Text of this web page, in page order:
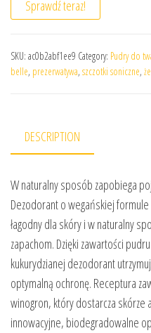
Sprawdź teraz!
SKU: ac0b2abf1ee9 Category: Pudry do
belle, prezerwatywa, szczotki soniczne,
DESCRIPTION
W naturalny sposób zapobiega
Dezodorant o wegańskiej
łagodny dla skóry i w naturalny
zapachom. Dzięki zawartości
kukurydzianej dezodorant
optymalną ochronę. Receptura
winogron, który dostarcza skórze
innowacyjne, biodegradowalne